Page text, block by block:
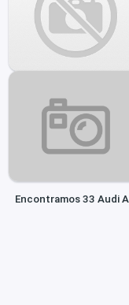
Encontramos 33 Audi